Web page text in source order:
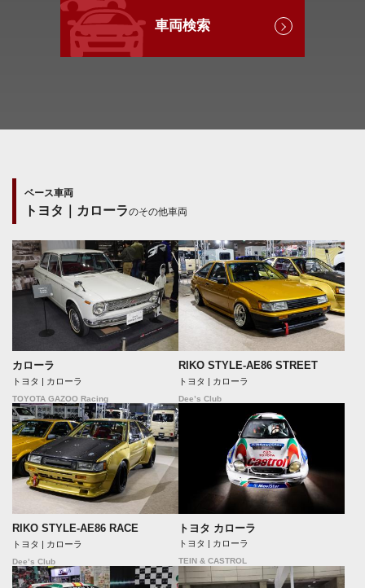
車両検索
ベース車両
トヨタ｜カローラのその他車両
カローラ
トヨタ | カローラ
TOYOTA GAZOO Racing
RIKO STYLE-AE86 STREET
トヨタ | カローラ
Dee’s Club
RIKO STYLE-AE86 RACE
トヨタ | カローラ
Dee’s Club
トヨタ カローラ
トヨタ | カローラ
TEIN & CASTROL